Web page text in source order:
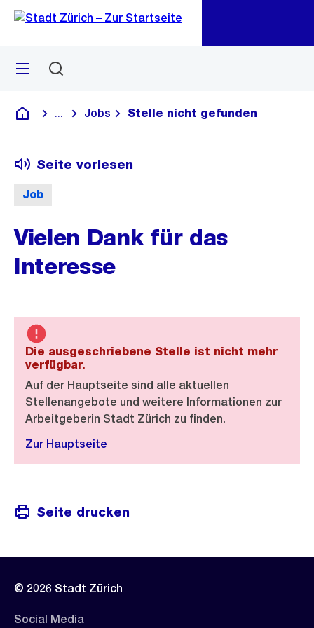
Navigation
Sprunglink
Menü
Deutsch
Blende alle Breadcrumbs ein
Jobs Stelle nicht gefunden
Job
Seite vorlesen
Vielen Dank für das
Interesse
Die ausgeschriebene Stelle ist nicht mehr
verfügbar.
Auf der Hauptseite sind alle aktuellen
Stellenangebote und weitere Informationen zur
Arbeitgeberin Stadt Zürich zu finden.
Zur Hauptseite
Seite drucken
© 2026 Stadt Zürich
Social Media